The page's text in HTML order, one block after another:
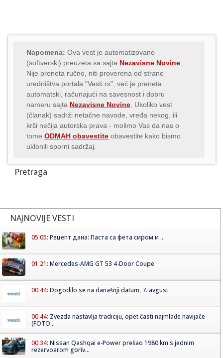
Napomena: Ova vest je automatizovano
(softverski) preuzeta sa sajta Nezavisne Novine
Nije preneta ručno, niti proverena od strane
uredništva portala "Vesti.rs", već je preneta
automatski, računajući na savesnost i dobru
nameru sajta Nezavisne Novine . Ukoliko vest
(članak) sadrži netačne navode, vređa nekog, ili
krši nečija autorska prava - molimo Vas da nas o
tome ODMAH obavestite obavestite kako bismo
uklonili sporni sadržaj.
Pretraga
NAJNOVIJE VESTI
05:05: Рецепт дана: Паста са фета сиром и ...
01:21: Mercedes-AMG GT 53 4-Door Coupe
00:44: Dogodilo se na današnji datum, 7. avgust
00:44: Zvezda nastavlja tradiciju, opet časti najmlađe navijače
(FOTO...
00:34: Nissan Qashqai e-Power prešao 1980 km s jednim
rezervoarom goriv...